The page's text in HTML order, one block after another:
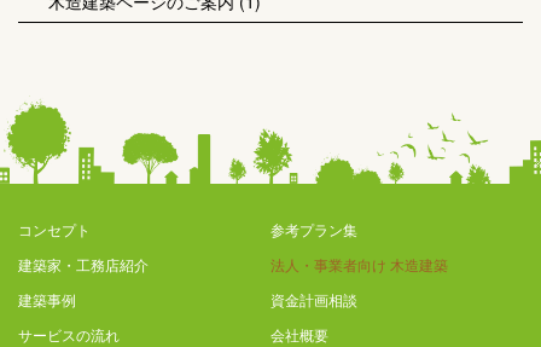
コンセプト
建築家・工務店紹介
建築事例
サービスの流れ
参考プラン集
法人・事業者向け 木造建築
資金計画相談
会社概要